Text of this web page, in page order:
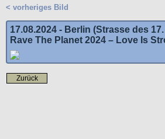
< vorheriges Bild
17.08.2024 - Berlin (Strasse des
Rave The Planet 2024 – Love Is